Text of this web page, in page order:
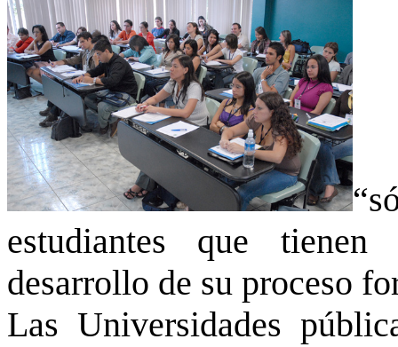
estudiantes que
desarrollo de su proceso
Las Universidades